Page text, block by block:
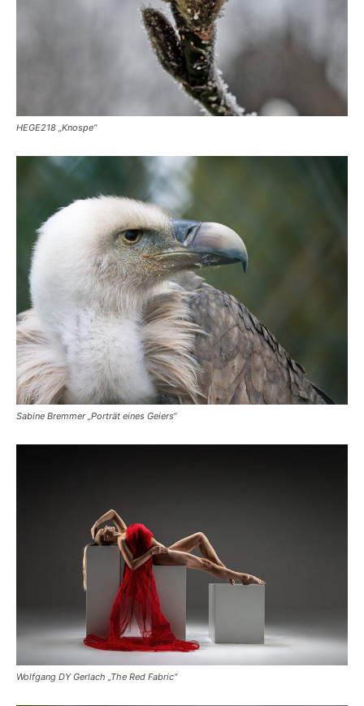
HEGE218 „Knospe“
Sabine Bremmer „Porträt eines Geiers“
Wolfgang DY Gerlach „The Red Fabric“